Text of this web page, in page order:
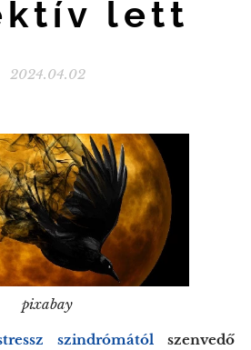
lett
2024.04.02
pixabay
szindrómától szenvedő